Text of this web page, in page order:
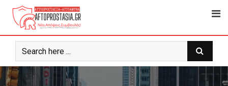
Ψάχνω
για...